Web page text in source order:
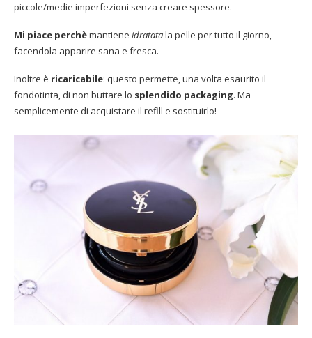
piccole/medie imperfezioni senza creare spessore.
Mi piace perchèmantiene idratatala pelle per tutto il giorno,
facendola apparire sana e fresca.
Inoltre è ricaricabile: questo permette, una volta esaurito il
fondotinta, di non buttare lo splendido packaging. Ma
semplicemente di acquistare il refill e sostituirlo!